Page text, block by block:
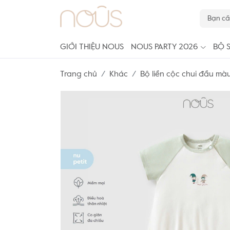
GIỚI THIỆU NOUS NOUS PARTY 2026 BỘ
Trang chủ Khác Bộ liền cộc chui đầu